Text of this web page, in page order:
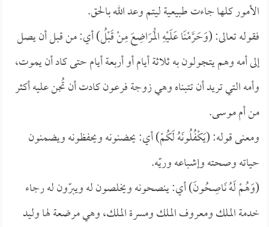
الأمور كلها جاءت طبيعية ليتم وعد الله بالحق.
فقوله تعالى: (وَحَرَّمْنَا عَلَيْهِ الْمَرَاضِعَ مِنْ قَبْلُ) أي: من قبل أن يصل
إلى أمه وهم يتجولون به ثلاثة أيام أو أربعة أيام حتى كاد أن يموت،
وأمه التي تريد أن تتبناه وهي زوجة فرعون كادت أن تُجن عليه أكثر
من أم موسى.
ومعنى قوله: (يَكْفُلُونَهُ لَكُمْ) أي: يحضنونه ويحفظونه ويضمنون
حياته وصحته وإشباعه وريّه.
(وَهُمْ لَهُ نَاصِحُونَ) أي: ينصحونه ويخلصون له ويبرّون له رجاء
خدمة الملك ومعروف الملك ومسرة الملك، وهي مرضعة لها وليد